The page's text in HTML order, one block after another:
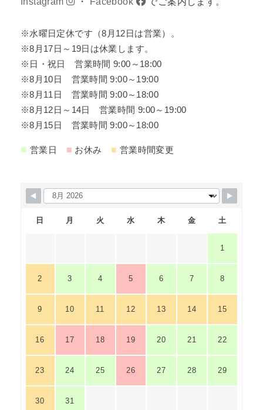
※水曜日定休です（8月12日は営業）。
※8月17日～19日は休業します。
※日・祝日 営業時間 9:00～18:00
※8月10日 営業時間 9:00～19:00
※8月11日 営業時間 9:00～18:00
※8月12日～14日 営業時間 9:00～19:00
※8月15日 営業時間 9:00～18:00
■ 営業日 ■ お休み ■ 営業時間変更
日 月 火 水 木 金 土
1
2 3 4 5 6 7 8
9 10 11 12 13 14 15
16 17 18 19 20 21 22
23 24 25 26 27 28 29
30 31